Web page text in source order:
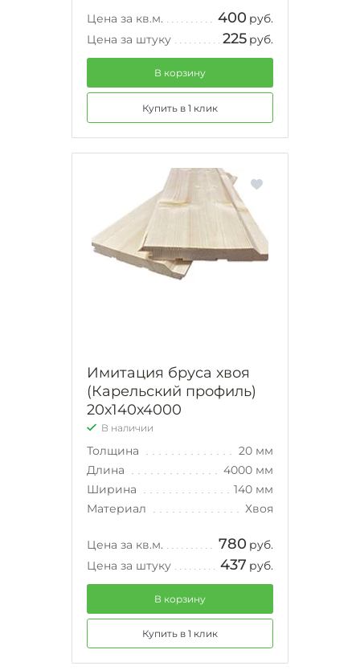
Цена за кв.м. 400 руб.
Цена за штуку
225 руб.
В корзину
Купить в 1 клик
Имитация бруса хвоя
(Карельский профиль)
20х140х4000
В наличии
Толщина
20 мм
Длина
4000 мм
Ширина
140 мм
Материал
Хвоя
Цена за кв.м. 780 руб.
Цена за штуку
437 руб.
В корзину
Купить в 1 клик